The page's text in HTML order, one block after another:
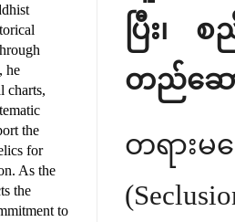
ပြီး၊
တည်ဆေ
တရား
he
charts,
the
for
As the
the
to